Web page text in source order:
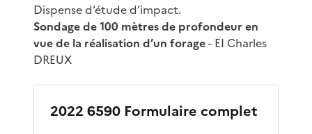
Dispense d’étude d’impact.
Sondage de 100 mètres de profondeur en
vue de la réalisation d’un forage- EI Charles
DREUX
2022 6590 Formulaire complet